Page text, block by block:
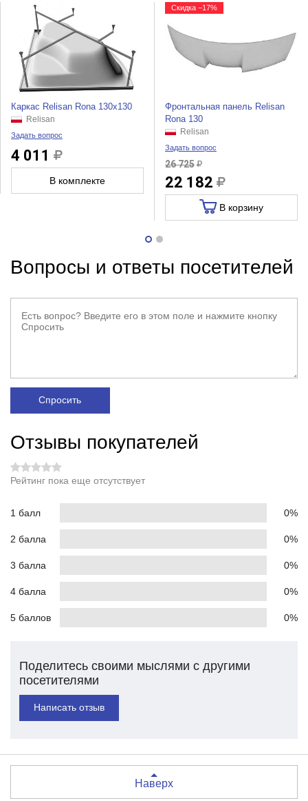
Каркас Relisan Rona 130x130
Relisan
Задать вопрос
4 011
В комплекте
Скидка −17%
Фронтальная панель Relisan
Rona 130
Relisan
Задать вопрос
26 725
22 182
В корзину
Вопросы и ответы посетителей
Спросить
Отзывы покупателей
Рейтинг пока еще отсутствует
1 балл 0%
2 балла 0%
3 балла 0%
4 балла 0%
5 баллов 0%
Поделитесь своими мыслями с другими
посетителями
Написать отзыв
Наверх